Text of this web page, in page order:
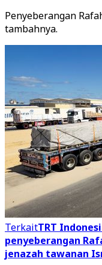
Penyeberangan
tambahnya.
TerkaitTRT
penyeberangan
jenazah tawanan